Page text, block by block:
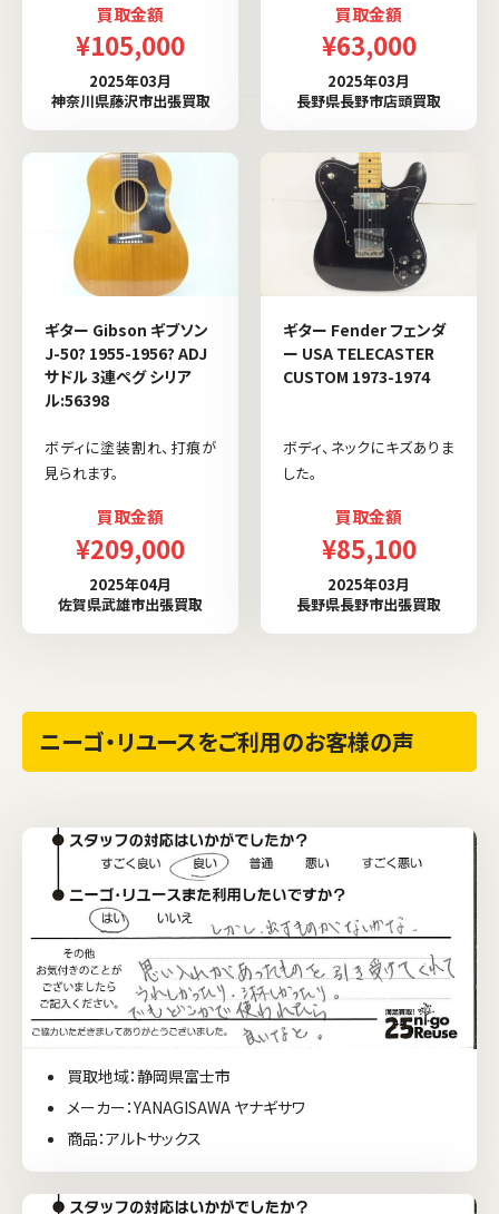
買取金額
¥105,000
2025年03月
神奈川県藤沢市出張買取
買取金額
¥63,000
2025年03月
長野県長野市店頭買取
ギター Gibson ギブソン
J-50? 1955-1956? ADJ
サドル 3連ペグ シリア
ル:56398
ボディに塗装割れ、打痕が
見られます。
買取金額
¥209,000
2025年04月
佐賀県武雄市出張買取
ギター Fender フェンダ
ー USA TELECASTER
CUSTOM 1973-1974
ボディ、ネックにキズありま
した。
買取金額
¥85,100
2025年03月
長野県長野市出張買取
ニーゴ・リユースをご利用のお客様の声
買取地域：静岡県富士市
メーカー：YANAGISAWA ヤナギサワ
商品：アルトサックス